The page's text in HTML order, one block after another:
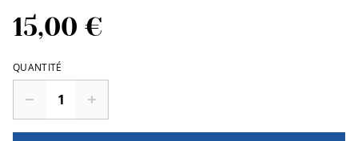
15,00 €
QUANTITÉ